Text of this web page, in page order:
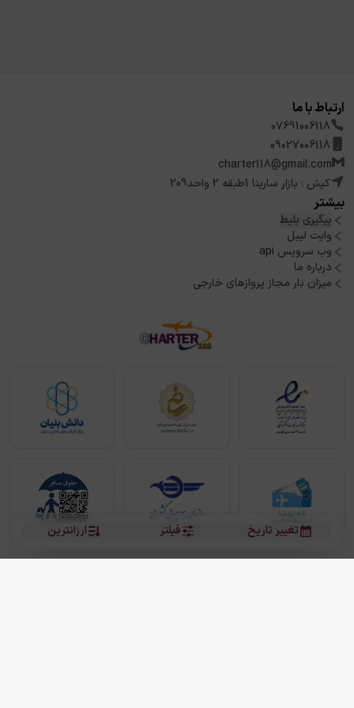
ارزانترین فیلتر تغییر تاریخ
ارتباط با ما
07691006118
09027006118
charter118@gmail.com
کیش : بازار سارینا 1طبقه 2 واحد209
بیشتر
پیگیری بلیط
وایت لیبل
وب سرویس api
درباره ما
میزان بار مجاز پروازهای خارجی
بلیط هواپیمابلیط هواپیما تهران مشهدبلیط چارتربلیط هواپیما تهران استانبولرزرو هتل